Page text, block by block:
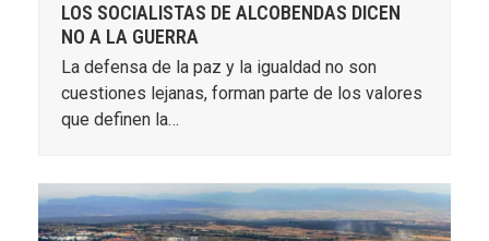
LOS SOCIALISTAS DE ALCOBENDAS DICEN
NO A LA GUERRA
La defensa de la paz y la igualdad no son
cuestiones lejanas, forman parte de los valores
que definen la…